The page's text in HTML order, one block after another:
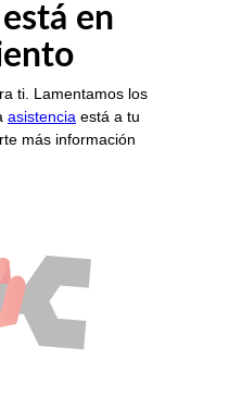
en
ti. Lamentamos los
asistencia está a tu
más información